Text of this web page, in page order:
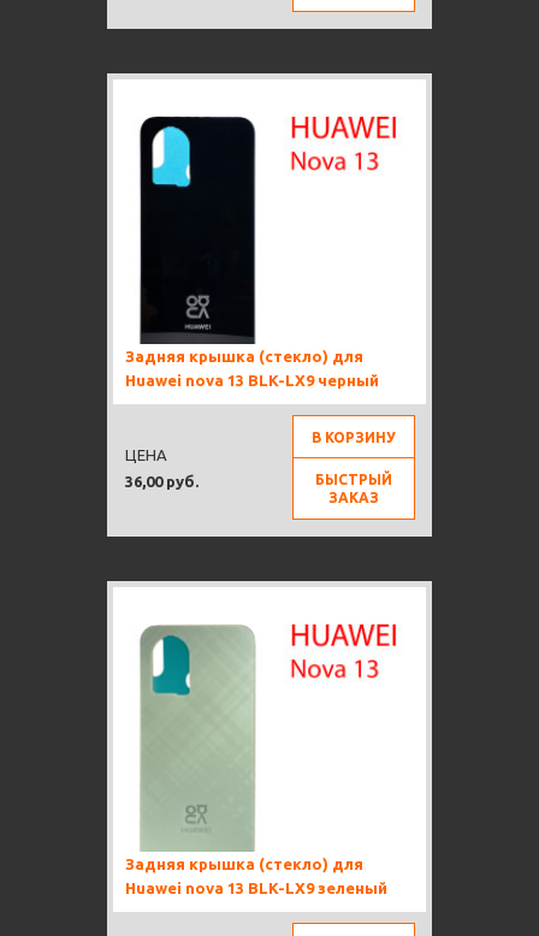
Задняя крышка (стекло) для
Huawei nova 13 BLK-LX9 черный
36,00 руб.
ЦЕНА
В КОРЗИНУ
БЫСТРЫЙ
ЗАКАЗ
Задняя крышка (стекло) для
Huawei nova 13 BLK-LX9 зеленый